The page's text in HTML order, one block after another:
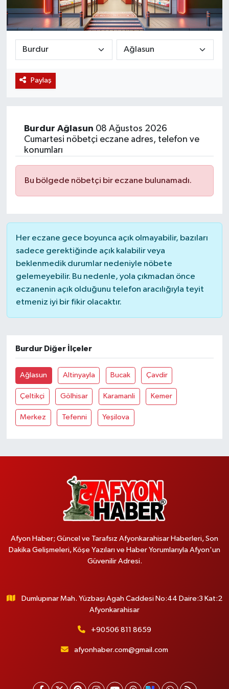
Paylaş
Burdur Ağlasun 08 Ağustos 2026
Cumartesi nöbetçi eczane adres, telefon ve
konumları
Bu bölgede nöbetçi bir eczane bulunamadı.
Her eczane gece boyunca açık olmayabilir, bazıları
sadece gerektiğinde açık kalabilir veya
beklenmedik durumlar nedeniyle nöbete
gelemeyebilir. Bu nedenle, yola çıkmadan önce
eczanenin açık olduğunu telefon aracılığıyla teyit
etmeniz iyi bir fikir olacaktır.
Burdur Diğer İlçeler
Ağlasun Altinyayla Bucak Çavdir
Çeltikçi Gölhisar Karamanli Kemer
Merkez Tefenni Yeşilova
Afyon Haber; Güncel ve Tarafsız Afyonkarahisar Haberleri, Son
Dakika Gelişmeleri, Köşe Yazıları ve Haber Yorumlarıyla Afyon'un
Güvenilir Adresi.
Dumlupınar Mah. Yüzbaşı Agah Caddesi No:44 Daire:3 Kat:2
Afyonkarahisar
+90506 811 8659
afyonhaber.com@gmail.com
Magazin
Etkinlikler